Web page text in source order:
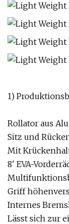
1)
Rollator aus
Sitz und
Mit
8' EVA-
Griff
Internes
Lässt sich zur